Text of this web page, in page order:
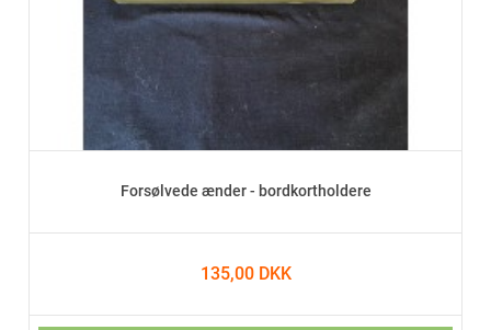
Forsølvede ænder - bordkortholdere
135,00 DKK